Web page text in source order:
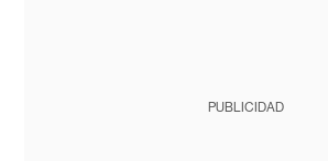
PUBLICIDAD